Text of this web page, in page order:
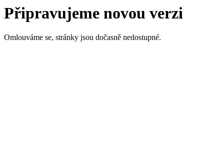
Připravujeme novou verzi
Omlouváme se, stránky jsou dočasně nedostupné.